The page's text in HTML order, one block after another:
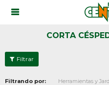

CORTA
Filtrando por: Herramientas y